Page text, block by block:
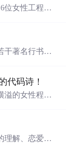
位女性工程师
件推荐、图
码、标签管
干著名行书作
代码诗！
溢的女性程序
理解、恋爱与